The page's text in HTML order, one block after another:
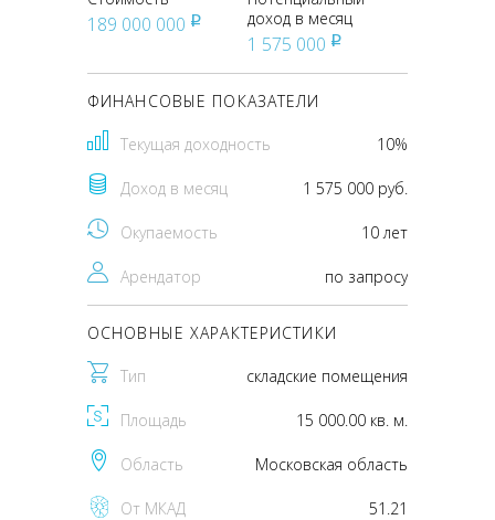
189 000 000 pуб
доход в месяц
1 575 000 pуб
ФИНАНСОВЫЕ ПОКАЗАТЕЛИ
Текущая доходность 10%
Доход в месяц 1 575 000 руб.
Окупаемость 10 лет
Арендатор по запросу
ОСНОВНЫЕ ХАРАКТЕРИСТИКИ
Тип складские помещения
Площадь 15 000.00 кв. м.
Область Московская область
От МКАД 51.21